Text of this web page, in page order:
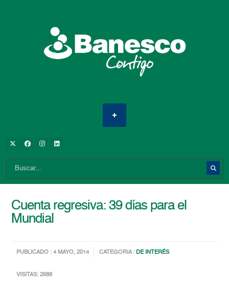
Cuenta regresiva: 39 días para el
Mundial
PUBLICADO : 4 MAYO, 2014 CATEGORIA :DE INTERÉS
VISITAS: 2688